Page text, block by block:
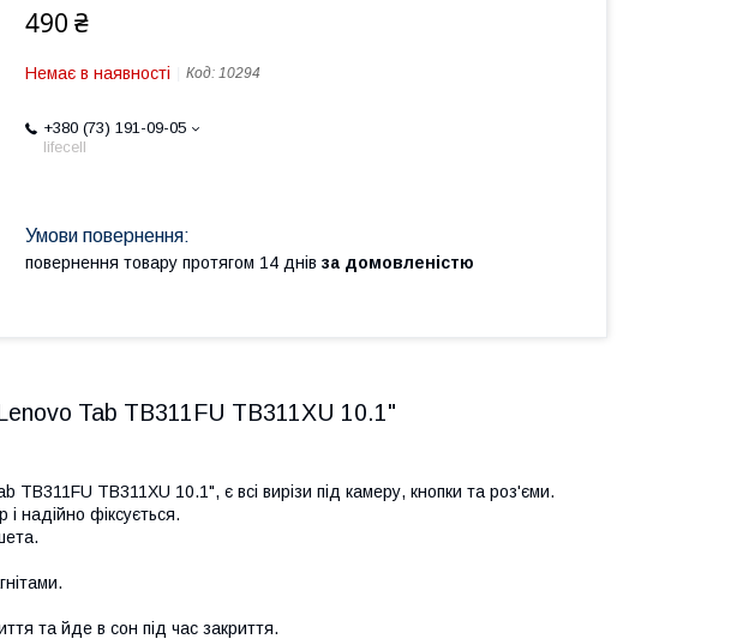
490 ₴
Немає в наявності Код: 10294
+380 (73) 191-09-05
lifecell
повернення товару протягом 14 днів за домовленістю
Tab TB311FU TB311XU 10.1"
TB311XU 10.1", є всі вирізи під камеру, кнопки та роз'єми.
надійно фіксується.
та йде в сон під час закриття.